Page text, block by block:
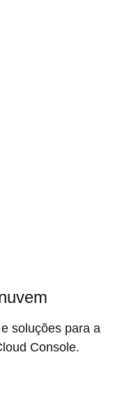
soluções para a
Console.